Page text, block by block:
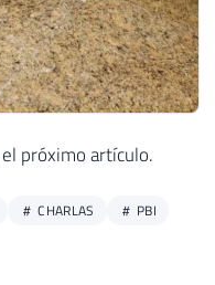
próximo artículo.
CHARLAS
PBI